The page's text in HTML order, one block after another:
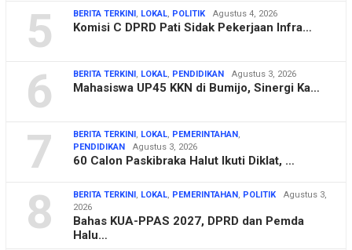
5 BERITA TERKINI , LOKAL, POLITIK Agustus 4, 2026
Komisi C DPRD Pati Sidak Pekerjaan Infra…
6 BERITA TERKINI , LOKAL, PENDIDIKAN Agustus 3, 2026
Mahasiswa UP45 KKN di Bumijo, Sinergi Ka…
7 BERITA TERKINI , LOKAL, PEMERINTAHAN ,
PENDIDIKAN
Agustus 3, 2026
60 Calon Paskibraka Halut Ikuti Diklat, …
8 BERITA TERKINI , LOKAL, PEMERINTAHAN , POLITIK
Agustus 3,
2026
Bahas KUA-PPAS 2027, DPRD dan Pemda
Halu…